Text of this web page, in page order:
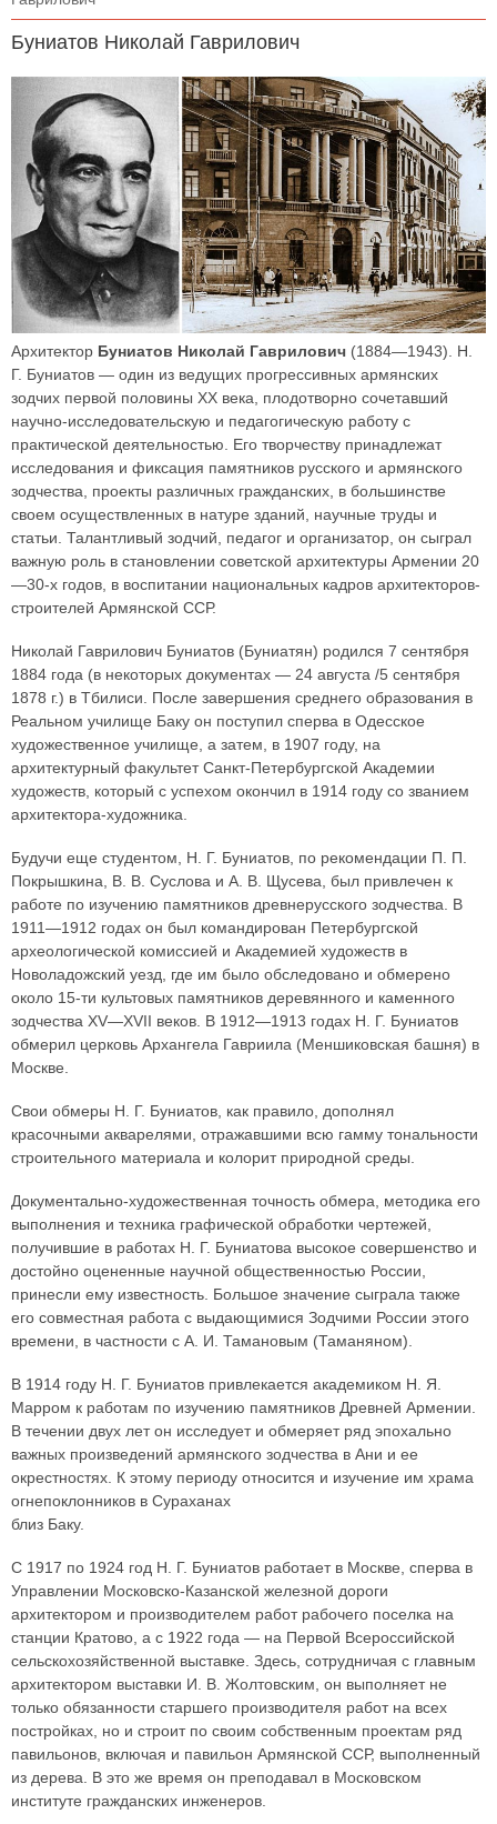
Буниатов Николай Гаврилович
Архитектор Буниатов Николай Гаврилович (1884—1943). Н.
Г. Буниатов — один из ведущих прогрессивных армянских
зодчих первой половины XX века, плодотворно сочетавший
научно-исследовательскую и педагогическую работу с
практической деятельностью. Его творчеству принадлежат
исследования и фиксация памятников русского и армянского
зодчества, проекты различных гражданских, в большинстве
своем осуществленных в натуре зданий, научные труды и
статьи. Талантливый зодчий, педагог и организатор, он сыграл
важную роль в становлении советской архитектуры Армении 20
—30-х годов, в воспитании национальных кадров архитекторов-
строителей Армянской ССР.
Николай Гаврилович Буниатов (Буниатян) родился 7 сентября
1884 года (в некоторых документах — 24 августа /5 сентября
1878 г.) в Тбилиси. После завершения среднего образования в
Реальном училище Баку он поступил сперва в Одесское
художественное училище, а затем, в 1907 году, на
архитектурный факультет Санкт-Петербургской Академии
художеств, который с успехом окончил в 1914 году со званием
архитектора-художника.
Будучи еще студентом, Н. Г. Буниатов, по рекомендации П. П.
Покрышкина, В. В. Суслова и А. В. Щусева, был привлечен к
работе по изучению памятников древнерусского зодчества. В
1911—1912 годах он был командирован Петербургской
археологической комиссией и Академией художеств в
Новоладожский уезд, где им было обследовано и обмерено
около 15-ти культовых памятников деревянного и каменного
зодчества XV—XVII веков. В 1912—1913 годах Н. Г. Буниатов
обмерил церковь Архангела Гавриила (Меншиковская башня) в
Москве.
Свои обмеры Н. Г. Буниатов, как правило, дополнял
красочными акварелями, отражавшими всю гамму тональности
строительного материала и колорит природной среды.
Документально-художественная точность обмера, методика его
выполнения и техника графической обработки чертежей,
получившие в работах Н. Г. Буниатова высокое совершенство и
достойно оцененные научной общественностью России,
принесли ему известность. Большое значение сыграла также
его совместная работа с выдающимися Зодчими России этого
времени, в частности с А. И. Тамановым (Таманяном).
В 1914 году Н. Г. Буниатов привлекается академиком Н. Я.
Марром к работам по изучению памятников Древней Армении.
В течении двух лет он исследует и обмеряет ряд эпохально
важных произведений армянского зодчества в Ани и ее
окрестностях. К этому периоду относится и изучение им храма
огнепоклонников в Сураханах
близ Баку.
С 1917 по 1924 год Н. Г. Буниатов работает в Москве, сперва в
Управлении Московско-Казанской железной дороги
архитектором и производителем работ рабочего поселка на
станции Кратово, а с 1922 года — на Первой Всероссийской
сельскохозяйственной выставке. Здесь, сотрудничая с главным
архитектором выставки И. В. Жолтовским, он выполняет не
только обязанности старшего производителя работ на всех
постройках, но и строит по своим собственным проектам ряд
павильонов, включая и павильон Армянской ССР, выполненный
из дерева. В это же время он преподавал в Московском
институте гражданских инженеров.